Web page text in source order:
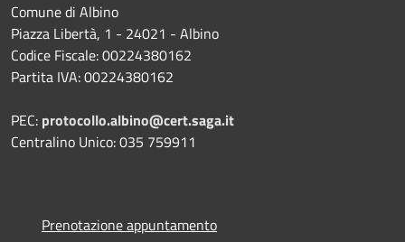
Comune di Albino
Piazza Libertà, 1 - 24021 - Albino
Codice Fiscale: 00224380162
Partita IVA: 00224380162
PEC: protocollo.albino@cert.saga.it
Centralino Unico: 035 759911
Prenotazione appuntamento